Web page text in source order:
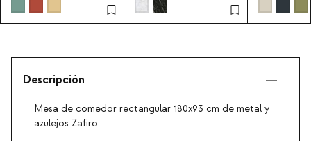
Descripción
Mesa de comedor rectangular 180x93 cm de metal y
azulejos Zafiro